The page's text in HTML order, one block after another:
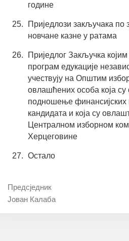
године
Приједлози закључака по
новчане казне у ратама
Приједлог Закључка
програм едукације
учествују на Општим
овлашћених особа која су
подношење финансијских
кандидата и која су
Централном изборном
Херцеговине
Остало
Предсједник
Јован Калаба